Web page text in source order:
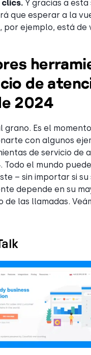
Y gracias a
que esperar a la
por ejemplo, está de
de
2024
grano. Es el
con algunos
de servicio de
Todo el mundo
– sin importar si su
depende en su
de las llamadas.